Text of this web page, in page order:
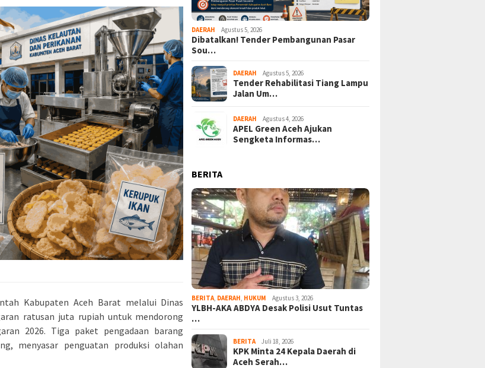
Kabupaten Aceh Barat melalui Dinas
ratusan juta rupiah untuk mendorong
2026. Tiga paket pengadaan barang
menyasar penguatan produksi olahan
DAERAH Agustus 5, 2026
Dibatalkan! Tender Pembangunan Pasar
Sou…
DAERAH Agustus 5, 2026
Tender Rehabilitasi Tiang Lampu
Jalan Um…
DAERAH Agustus 4, 2026
APEL Green Aceh Ajukan
Sengketa Informas…
BERITA
BERITA DAERAH HUKUM Agustus 3, 2026
YLBH-AKA ABDYA Desak Polisi Usut Tuntas
…
BERITA Juli 18, 2026
KPK Minta 24 Kepala Daerah di
Aceh Serah…